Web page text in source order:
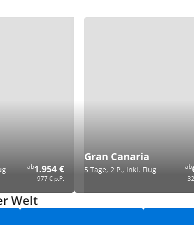
ab1.954 €
977 € p.P.
Gran Canaria
5 Tage, 2 P., inkl. Flug ab
Welt